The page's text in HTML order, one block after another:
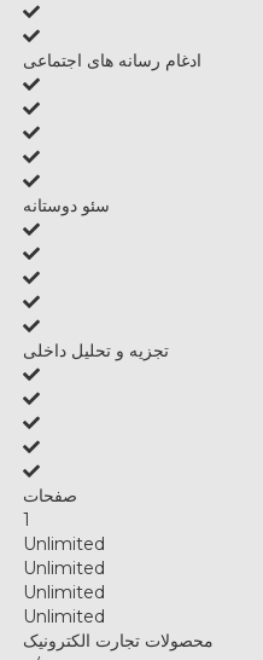
ادغام رسانه های اجتماعی
سئو دوستانه
تجزیه و تحلیل داخلی
صفحات
1
Unlimited
Unlimited
Unlimited
Unlimited
محصولات تجارت الکترونیک